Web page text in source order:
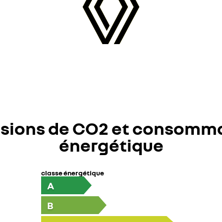
de CO2 et
énergétique
classe énergétique
A
B